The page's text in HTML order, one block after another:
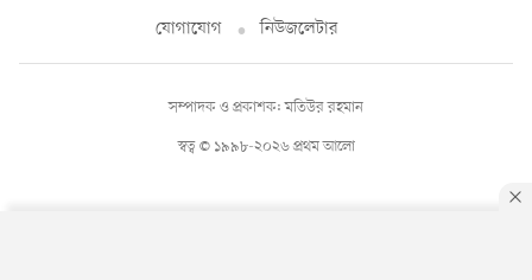
যোগাযোগ
নিউজলেটার
স্বত্ব © ১৯৯৮-২০২৬ প্রথম আলো
সম্পাদক ও প্রকাশক: মতিউর রহমান